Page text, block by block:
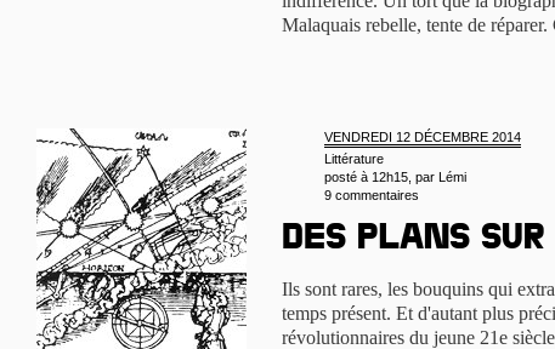
Malaquais rebelle, tente de réparer.
VENDREDI 12 DÉCEMBRE 2014
Littérature
posté à 12h15, par Lémi
9 commentaires
Des plans
Ils sont rares, les bouquins qui
temps présent. Et d'autant plus
révolutionnaires du jeune 21e